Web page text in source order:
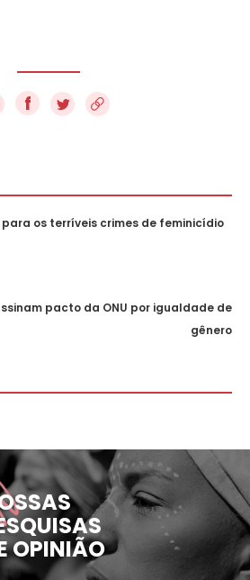
f
os terríveis crimes de feminicídio
pacto da ONU por igualdade de
gênero
OPINIÃO